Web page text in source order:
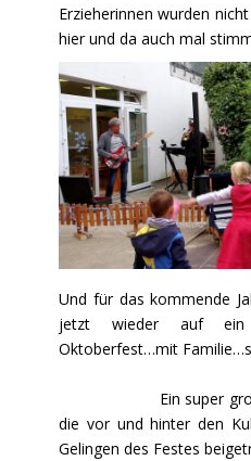
Erzieherinnen wurden
hier und da auch mal
Und für das kommende
jetzt wieder auf ein
Oktoberfest…mit
Ein super großes
die vor und hinter den
Gelingen des Festes